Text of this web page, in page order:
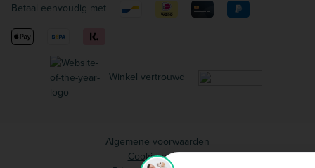
Betaal eenvoudig met
Winkel vertrouwd
Algemene voorwaarden
Cookie beleid